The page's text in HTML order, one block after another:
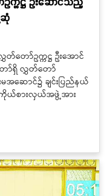
ဆုံ
ော်ဥက္ကဋ္ဌ ဦးအောင်
ော်ရှိ လွှတ်တော်
ဆောင်၌ ချင်းပြည်နယ်
ကိုယ်စားလှယ်အဖွဲ့အား